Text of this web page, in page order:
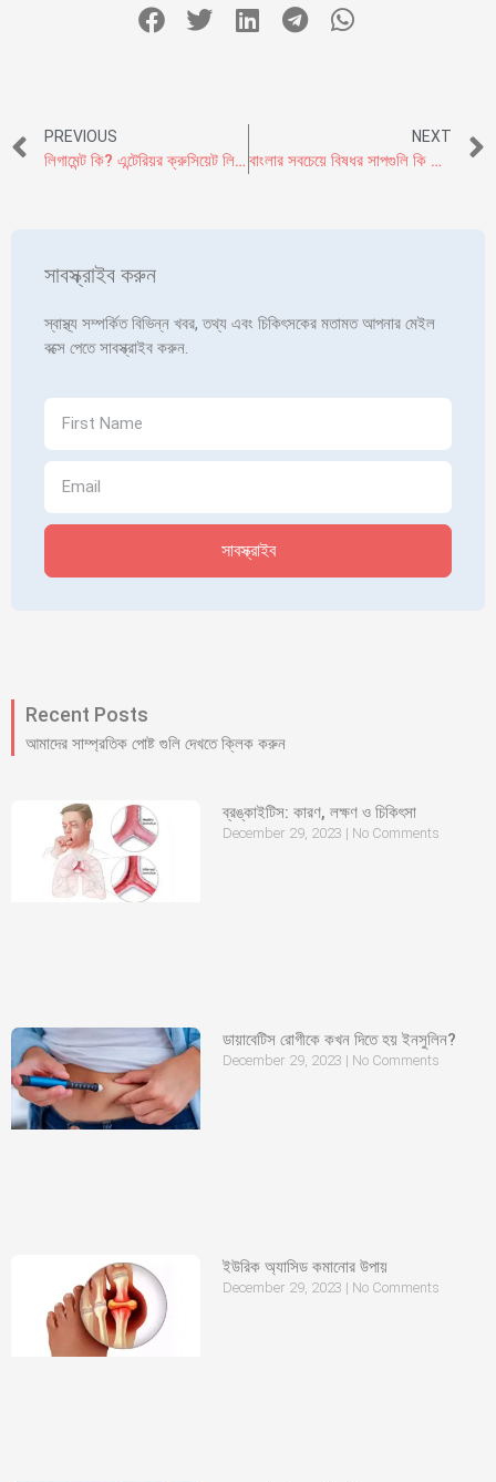
PREVIOUS
লিগামেন্ট কি? এন্টেরিয়র ক্রুসিয়েট লিগামেন্ট ছিড়ে যাওয়ার লক্ষণ ও সেরে ওঠার উপায়
NEXT
বাংলার সবচেয়ে বিষধর সাপগুলি কি কি? সাপে কামড়ালে কি করনীয় এবং কি করবেন না
সাবস্ক্রাইব করুন
স্বাস্থ্য সম্পর্কিত বিভিন্ন খবর, তথ্য এবং চিকিৎসকের মতামত আপনার মেইল
বক্সে পেতে সাবস্ক্রাইব করুন.
সাবস্ক্রাইব
Recent Posts
আমাদের সাম্প্রতিক পোষ্ট গুলি দেখতে ক্লিক করুন
ব্রঙ্কাইটিস: কারণ, লক্ষণ ও চিকিৎসা
December 29, 2023 No Comments
ডায়াবেটিস রোগীকে কখন দিতে হয় ইনসুলিন?
December 29, 2023 No Comments
ইউরিক অ্যাসিড কমানোর উপায়
December 29, 2023 No Comments